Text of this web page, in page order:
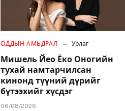
ОДДЫН АМЬДРАЛ Урлаг
Мишель Йео Ёко Оногийн
тухай намтарчилсан
кинонд түүний дүрийг
бүтээхийг хүсдэг
06/08/2026